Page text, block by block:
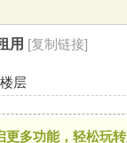
索
用 [复制链接]
层
多功能，轻松玩